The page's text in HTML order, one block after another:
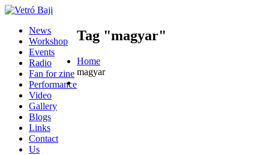
News
Workshop
Events
Radio
Fan for zine
Performance
Video
Gallery
Blogs
Links
Contact
Us
Tag "magyar"
Home
magyar